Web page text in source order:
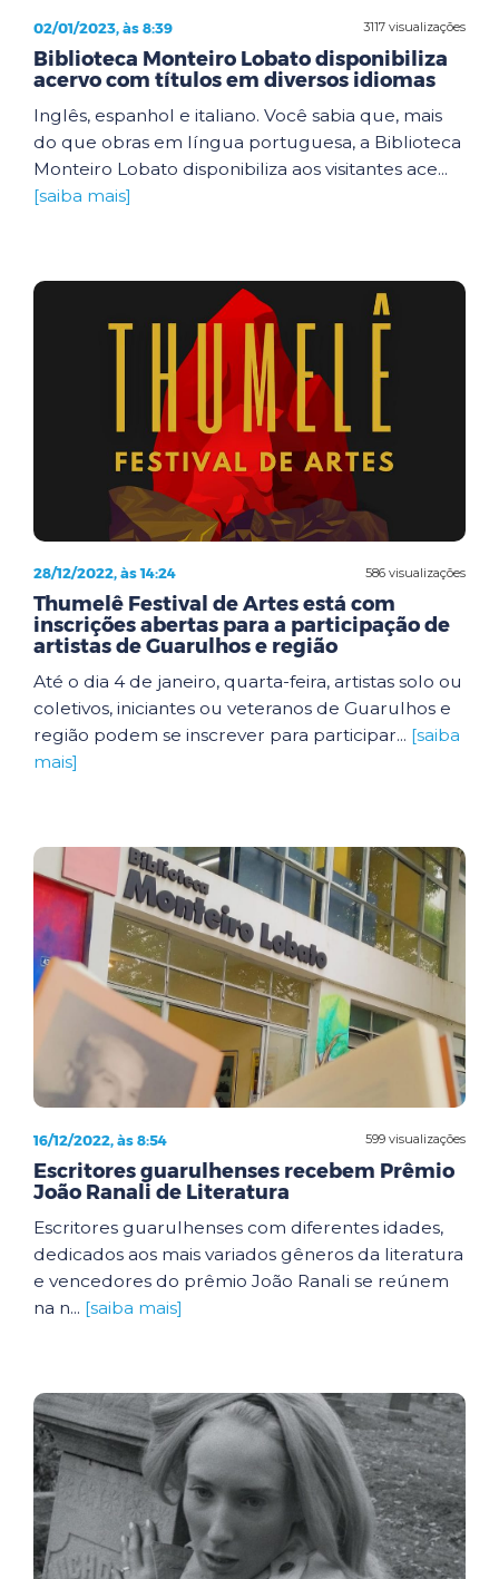
3117 visualizações
02/01/2023, às 8:39
Biblioteca Monteiro Lobato disponibiliza
acervo com títulos em diversos idiomas
Inglês, espanhol e italiano. Você sabia que, mais
do que obras em língua portuguesa, a Biblioteca
Monteiro Lobato disponibiliza aos visitantes ace...
[saiba mais]
586 visualizações
28/12/2022, às 14:24
Thumelê Festival de Artes está com
inscrições abertas para a participação de
artistas de Guarulhos e região
Até o dia 4 de janeiro, quarta-feira, artistas solo ou
coletivos, iniciantes ou veteranos de Guarulhos e
região podem se inscrever para participar... [saiba
mais]
599 visualizações
16/12/2022, às 8:54
Escritores guarulhenses recebem Prêmio
João Ranali de Literatura
Escritores guarulhenses com diferentes idades,
dedicados aos mais variados gêneros da literatura
e vencedores do prêmio João Ranali se reúnem
na n... [saiba mais]